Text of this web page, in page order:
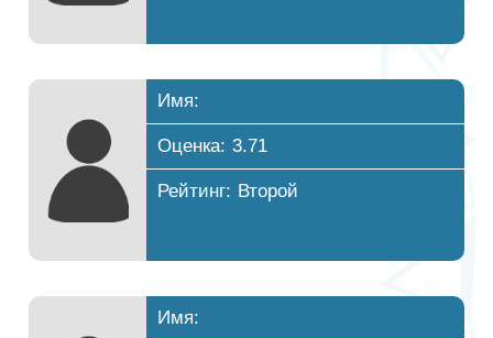
Имя:
Оценка: 3.71
Рейтинг: Второй
Имя: